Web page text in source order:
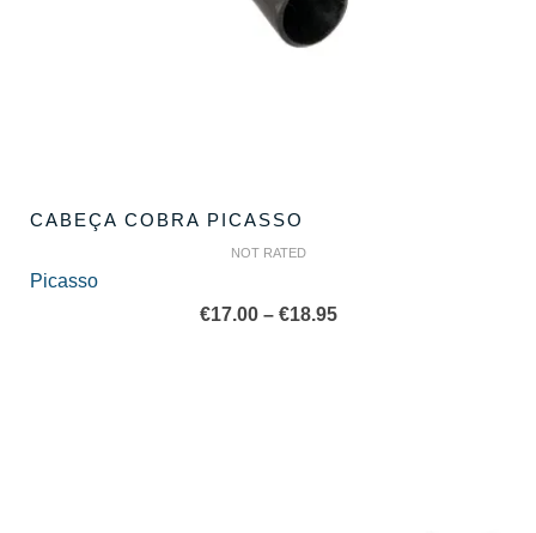
CABEÇA COBRA PICASSO
NOT RATED
Picasso
€17.00 – €18.95Price